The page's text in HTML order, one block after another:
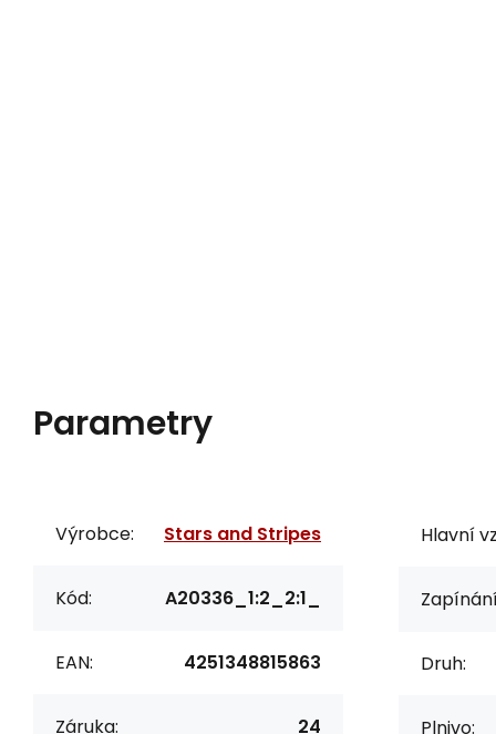
Parametry
Výrobce: Stars and Stripes
Kód: A20336_1:2_2:1_
EAN: 4251348815863
Záruka: 24
Hlavní
Druh:
Plnivo: